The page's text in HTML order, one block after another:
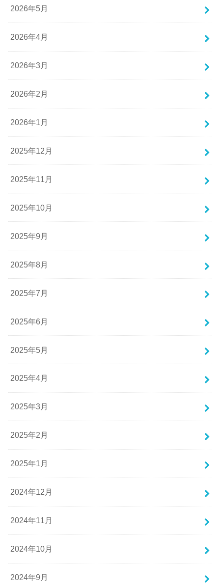
2026年5月
2026年4月
2026年3月
2026年2月
2026年1月
2025年12月
2025年11月
2025年10月
2025年9月
2025年8月
2025年7月
2025年6月
2025年5月
2025年4月
2025年3月
2025年2月
2025年1月
2024年12月
2024年11月
2024年10月
2024年9月